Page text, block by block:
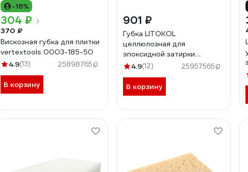
-18%
304 ₽
370 ₽
Вискозная губка для плитки
vertextools 0003-185-50
4.9(13) 25898765
В корзину
901 ₽
Губка LITOKOL
целлюлозная для
эпоксидной затирки
512310001
4.9(12) 25957565
В корзину